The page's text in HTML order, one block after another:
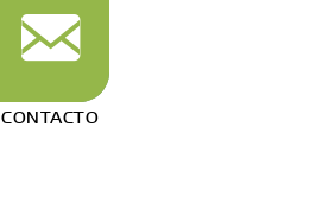
CONTACTO